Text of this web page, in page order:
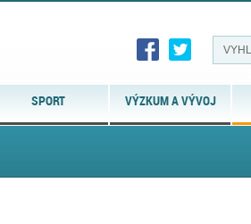
SPORT VÝZKUM A VÝVOJ